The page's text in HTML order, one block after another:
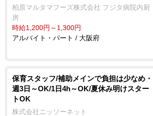
柏原マルタマフーズ株式会社 フジタ病院内厨
房
時給1,200円～1,300円
アルバイト・パート / 大阪府
保育スタッフ/補助メインで負担は少なめ・
週3日～OK/1日4h～OK/夏休み明けスター
トOK
株式会社ニッソーネット